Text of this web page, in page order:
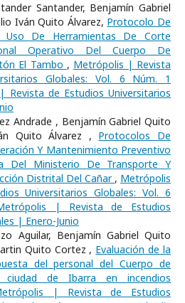
Santander, Benjamín Gabriel
Iván Quito Álvarez, Protocolo De
Uso De Herramientas De Corte
Operativo Del Cuerpo De
El Tambo , Metrópolis | Revista
Globales: Vol. 6 Núm. 1
Revista de Estudios Universitarios
Andrade , Benjamín Gabriel Quito
Quito Álvarez , Protocolos De
Y Mantenimiento Preventivo
Del Ministerio De Transporte Y
Distrital Del Cañar , Metrópolis
Universitarios Globales: Vol. 6
| Revista de Estudios
| Enero-Junio
Aguilar, Benjamín Gabriel Quito
Quito Cortez , Evaluación de la
del personal del Cuerpo de
de Ibarra en incendios
| Revista de Estudios